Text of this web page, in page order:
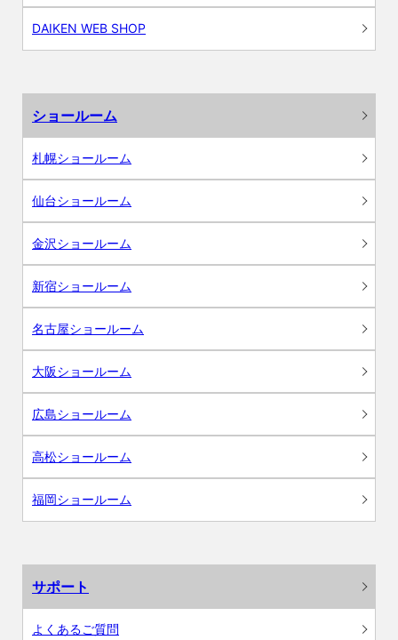
DAIKEN WEB SHOP
ショールーム
札幌ショールーム
仙台ショールーム
金沢ショールーム
新宿ショールーム
名古屋ショールーム
大阪ショールーム
広島ショールーム
高松ショールーム
福岡ショールーム
サポート
よくあるご質問